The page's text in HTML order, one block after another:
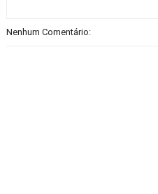
Nenhum Comentário: